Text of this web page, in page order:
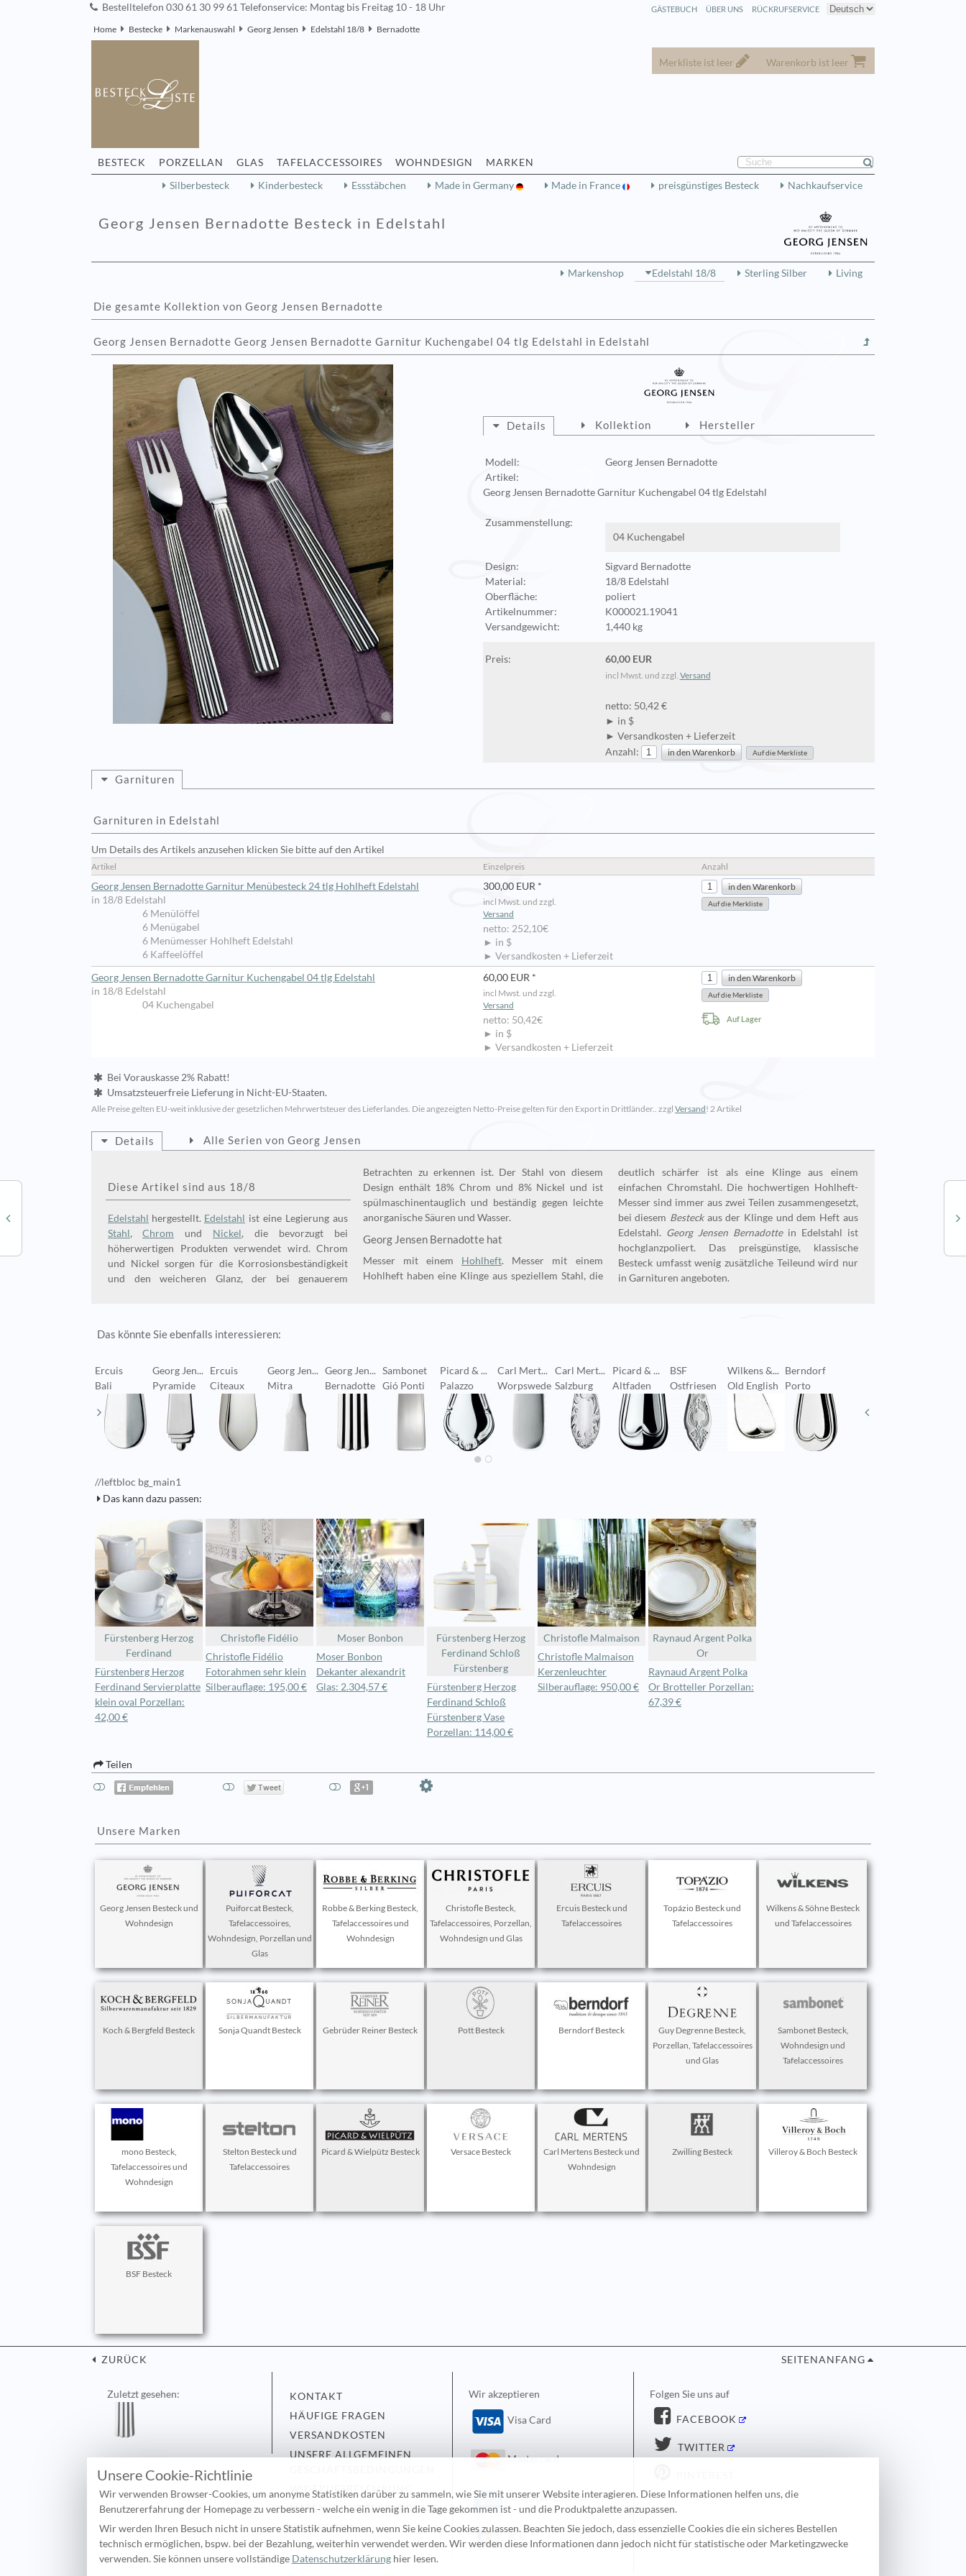
Bestelltelefon 030 61 30 99 61 Telefonservice: Montag bis Freitag 10 - 18 Uhr RÜCKRUFSERVICE
ÜBER UNS
GÄSTEBUCH
Home Bestecke Markenauswahl Georg Jensen Edelstahl 18/8 Bernadotte
Merkliste ist leer Warenkorb ist leer
BESTECK PORZELLAN GLAS TAFELACCESSOIRES WOHNDESIGN
MARKEN
Silberbesteck
Kinderbesteck Essstäbchen Made in Germany Made in France preisgünstiges Besteck Nachkaufservice
Georg Jensen Bernadotte Besteck in Edelstahl
Markenshop Edelstahl 18/8 Sterling Silber Living
Die gesamte Kollektion von Georg Jensen Bernadotte
Georg Jensen Bernadotte Georg Jensen Bernadotte Garnitur Kuchengabel 04 tlg Edelstahl in Edelstahl
Details
Modell:
Georg Jensen Bernadotte
Artikel:
Georg Jensen Bernadotte Garnitur Kuchengabel 04 tlg Edelstahl
Zusammenstellung:
04 Kuchengabel
Design:
Sigvard Bernadotte
Material:
18/8 Edelstahl
Oberfläche:
poliert
Artikelnummer:
K000021.19041
Versandgewicht:
1,440 kg
Kollektion Hersteller
Preis: 60,00 EUR
incl Mwst. und zzgl. Versand
netto: 50,42 €
► in $
► Versandkosten + Lieferzeit
Anzahl:
Garnituren
Garnituren in Edelstahl
Um Details des Artikels anzusehen klicken Sie bitte auf den Artikel
Artikel Einzelpreis Anzahl
Georg Jensen Bernadotte Garnitur Menübesteck 24 tlg Hohlheft Edelstahl
in 18/8 Edelstahl
6 Menülöffel
6 Menügabel
6 Menümesser Hohlheft Edelstahl
6 Kaffeelöffel
300,00 EUR *
incl Mwst. und zzgl.
Versand
netto: 252,10€
► in $
► Versandkosten + Lieferzeit
Georg Jensen Bernadotte Garnitur Kuchengabel 04 tlg Edelstahl
in 18/8 Edelstahl
04 Kuchengabel
60,00 EUR *
incl Mwst. und zzgl.
Versand
netto: 50,42€
► in $
► Versandkosten + Lieferzeit
Auf Lager
Bei Vorauskasse 2% Rabatt!
Umsatzsteuerfreie Lieferung in Nicht-EU-Staaten.
Alle Preise gelten EU-weit inklusive der gesetzlichen Mehrwertsteuer des Lieferlandes. Die angezeigten Netto-Preise gelten für den Export in Drittländer.. zzgl Versand! 2 Artikel
Details
Diese Artikel sind aus 18/8
Edelstahl hergestellt. Edelstahl ist eine Legierung aus
Stahl, Chrom und Nickel, die bevorzugt bei
höherwertigen Produkten verwendet wird. Chrom
und Nickel sorgen für die Korrosionsbeständigkeit
und den weicheren Glanz, der bei genauerem
Betrachten zu erkennen ist. Der Stahl von diesem
Design enthält 18% Chrom und 8% Nickel und ist
spülmaschinentauglich und beständig gegen leichte
anorganische Säuren und Wasser.
Georg Jensen Bernadotte hat
Messer mit einem Hohlheft. Messer mit einem
Hohlheft haben eine Klinge aus speziellem Stahl, die
deutlich schärfer ist als eine Klinge aus einem
einfachen Chromstahl. Die hochwertigen Hohlheft-
Messer sind immer aus zwei Teilen zusammengesetzt,
bei diesem Besteckaus der Klinge und dem Heft aus
Edelstahl. Georg Jensen Bernadottein Edelstahl ist
hochglanzpoliert. Das preisgünstige, klassische
Besteck umfasst wenig zusätzliche Teileund wird nur
in Garnituren angeboten.
Alle Serien von Georg Jensen
Das könnte Sie ebenfalls interessieren:
Ercuis
Bali
Georg Jen...
Pyramide
Ercuis
Citeaux
Georg Jen...
Mitra
Georg Jen...
Bernadotte
Sambonet
Gió Ponti
Picard & ...
Palazzo
Carl Mert...
Worpswede
Carl Mert...
Salzburg
Picard & ...
Altfaden
BSF
Ostfriesen
Wilkens &...
Old English
Berndorf
Porto
//leftbloc bg_main1
Das kann dazu passen:
Fürstenberg Herzog
Ferdinand
Fürstenberg Herzog
Ferdinand Servierplatte
klein oval Porzellan:
42,00 €
Christofle Fidélio
Christofle Fidélio
Fotorahmen sehr klein
Silberauflage: 195,00 €
Moser Bonbon
Moser Bonbon
Dekanter alexandrit
Glas: 2.304,57 €
Fürstenberg Herzog
Ferdinand Schloß
Fürstenberg
Fürstenberg Herzog
Ferdinand Schloß
Fürstenberg Vase
Porzellan: 114,00 €
Christofle Malmaison
Christofle Malmaison
Kerzenleuchter
Silberauflage: 950,00 €
Raynaud Argent Polka
Or
Raynaud Argent Polka
Or Brotteller Porzellan:
67,39 €
Teilen
Unsere Marken
Georg Jensen Besteck und
Wohndesign
Puiforcat Besteck,
Tafelaccessoires,
Wohndesign, Porzellan und
Glas
Robbe & Berking Besteck,
Tafelaccessoires und
Wohndesign
Christofle Besteck,
Tafelaccessoires, Porzellan,
Wohndesign und Glas
Ercuis Besteck und
Tafelaccessoires
Topázio Besteck und
Tafelaccessoires
Wilkens & Söhne Besteck
und Tafelaccessoires
Koch & Bergfeld Besteck Sonja Quandt Besteck Gebrüder Reiner Besteck Pott Besteck Berndorf Besteck
Guy Degrenne Besteck,
Porzellan, Tafelaccessoires
und Glas
Sambonet Besteck,
Wohndesign und
Tafelaccessoires
mono Besteck,
Tafelaccessoires und
Wohndesign
Stelton Besteck und
Tafelaccessoires
Picard & Wielpütz Besteck Versace Besteck
Carl Mertens Besteck und
Wohndesign
Zwilling Besteck Villeroy & Boch Besteck
BSF Besteck
ZURÜCK SEITENANFANG
Zuletzt gesehen:
KONTAKT
HÄUFIGE FRAGEN
VERSANDKOSTEN
UNSERE ALLGEMEINEN
WIDERUFSBELEHRUNG
DATENSCHUTZERKLÄRUNG
IMPRESSUM
Wir akzeptieren
Visa Card
Mastercard
American Express
Folgen Sie uns auf
FACEBOOK
TWITTER
Unsere Cookie-Richtlinie
Wir verwenden Browser-Cookies, um anonyme Statistiken darüber zu sammeln, wie Sie mit unserer Website interagieren. Diese Informationen helfen uns, die
Benutzererfahrung der Homepage zu verbessern - welche ein wenig in die Tage gekommen ist - und die Produktpalette anzupassen.
Wir werden Ihren Besuch nicht in unsere Statistik aufnehmen, wenn Sie keine Cookies zulassen. Beachten Sie jedoch, dass essenzielle Cookies die ein sicheres Bestellen
technisch ermöglichen, bspw. bei der Bezahlung, weiterhin verwendet werden. Wir werden diese Informationen dann jedoch nicht für statistische oder Marketingzwecke
verwenden. Sie können unsere vollständige Datenschutzerklärunghier lesen.